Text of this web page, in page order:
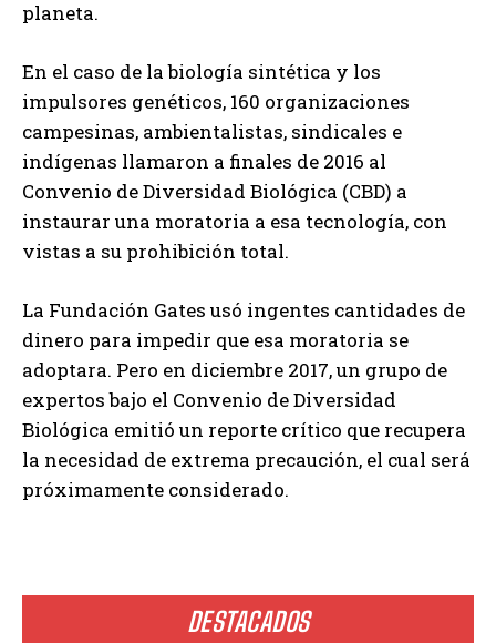
DESTACADOS
planeta.
En el caso de la biología sintética y los
impulsores genéticos, 160 organizaciones
campesinas, ambientalistas, sindicales e
indígenas llamaron a finales de 2016 al
Convenio de Diversidad Biológica (CBD) a
instaurar una moratoria a esa tecnología, con
vistas a su prohibición total.
La Fundación Gates usó ingentes cantidades de
dinero para impedir que esa moratoria se
adoptara. Pero en diciembre 2017, un grupo de
expertos bajo el Convenio de Diversidad
Biológica emitió un reporte crítico que recupera
la necesidad de extrema precaución, el cual será
próximamente considerado.